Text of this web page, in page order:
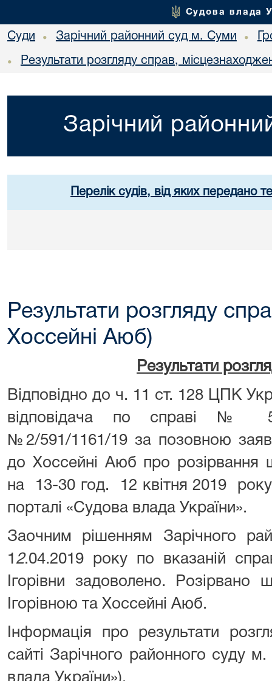
Судова влада
Суди • Зарічний районний суд м. Суми •
• Результати розгляду справ,
Зарічний
Перелік судів, від яких передано
Результати розгляду
Хоссейні Аюб)
Результати
Відповідно до ч. 11 ст. 128 ЦПК
відповідача по справі №
№2/591/1161/19 за позовною
до Хоссейні Аюб про розірвання
на 13-30 год. 12 квітня 2019
порталі «Судова влада України».
Заочним рішенням Зарічного
1 2.04.2019 року по вказаній
Ігорівни задоволено.
Ігорівною та Хоссейні Аюб.
Інформація про результати
сайті Зарічного районного суду
влада України»).